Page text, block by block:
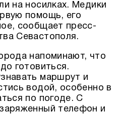
на носилках. Медики
помощь, его
сообщает пресс-
Севастополя.
напоминают, что
готовиться.
маршрут и
водой, особенно в
по погоде. С
телефон и